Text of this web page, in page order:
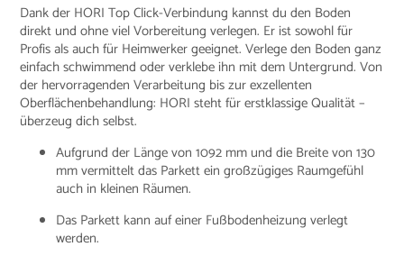
Dank der HORI Top Click-Verbindung kannst du den Boden
direkt und ohne viel Vorbereitung verlegen. Er ist sowohl für
Profis als auch für Heimwerker geeignet. Verlege den Boden ganz
einfach schwimmend oder verklebe ihn mit dem Untergrund. Von
der hervorragenden Verarbeitung bis zur exzellenten
Oberflächenbehandlung: HORI steht für erstklassige Qualität –
überzeug dich selbst.
Aufgrund der Länge von 1092 mm und die Breite von 130
mm vermittelt das Parkett ein großzügiges Raumgefühl
auch in kleinen Räumen.
Das Parkett kann auf einer Fußbodenheizung verlegt
werden.